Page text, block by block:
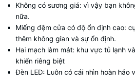
Không có sương giá: vì vậy bạn
nữa.
Miếng đệm cửa có độ ổn định cao:
thêm không gian và sự ổn định.
Hai mạch làm mát: khu vực tủ lạnh
khiển riêng biệt
Đèn LED: Luôn có cái nhìn hoàn hảo